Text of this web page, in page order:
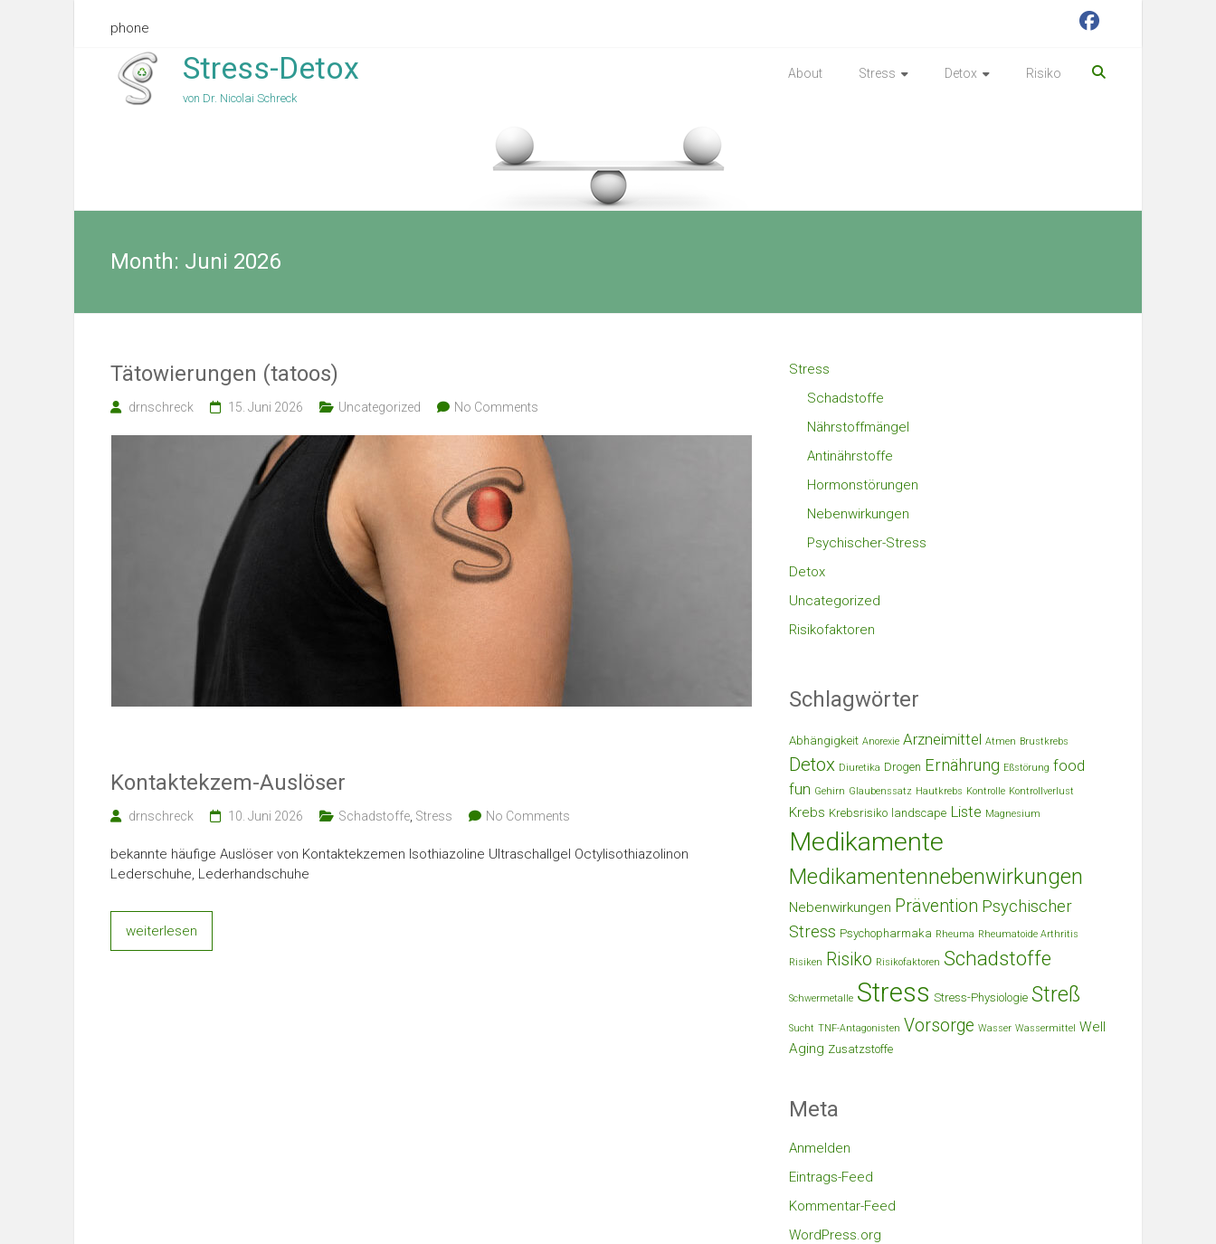
phone
Stress-Detox
von Dr. Nicolai Schreck
About Stress Detox Risiko
Month: Juni 2026
Tätowierungen (tatoos)
drnschreck 15. Juni 2026 Uncategorized No Comments
Kontaktekzem-Auslöser
drnschreck 10. Juni 2026 Schadstoffe Stress No Comments
bekannte häufige Auslöser von Kontaktekzemen Isothiazoline Ultraschallgel Octylisothiazolinon
Lederschuhe, Lederhandschuhe
weiterlesen
Stress
Schadstoffe
Nährstoffmängel
Antinährstoffe
Hormonstörungen
Nebenwirkungen
Psychischer-Stress
Detox
Uncategorized
Risikofaktoren
Schlagwörter
Abhängigkeit Anorexie Arzneimittel Atmen Brustkrebs
Detox Diuretika Drogen Ernährung Eßstörung food
fun Gehirn Glaubenssatz Hautkrebs Kontrolle Kontrollverlust
Krebs Krebsrisiko landscape Liste Magnesium
Medikamente
Medikamentennebenwirkungen
Nebenwirkungen Prävention Psychischer
Stress Psychopharmaka Rheuma Rheumatoide Arthritis
Risiken Risiko Risikofaktoren Schadstoffe
Schwermetalle Stress Stress-Physiologie Streß
Sucht TNF-Antagonisten Vorsorge Wasser Wassermittel Well
Aging Zusatzstoffe
Meta
Anmelden
Eintrags-Feed
Kommentar-Feed
WordPress.org